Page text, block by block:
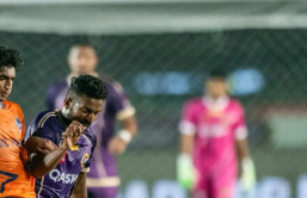
ചരിത്രത്തിലാദ്യമായി
അവസരമാണ്
ആദ്യ രണ്ട്
രാജസ്ഥാന്‍
ഡല്‍ഹിയെയും